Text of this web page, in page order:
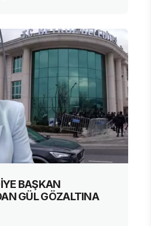
BAŞKAN
GÜL GÖZALTINA